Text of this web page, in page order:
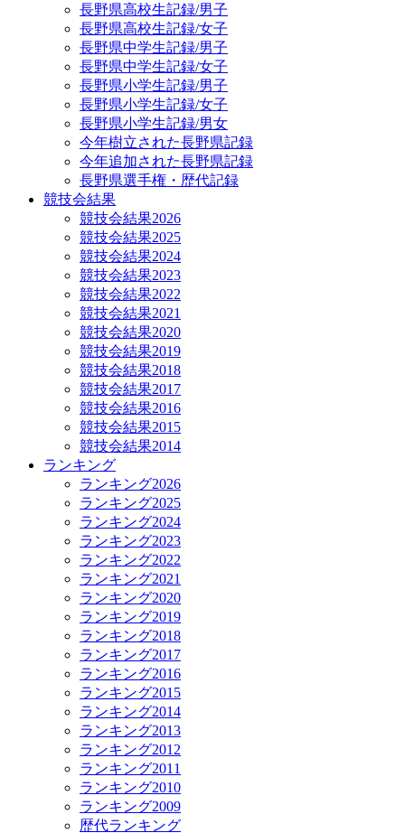
長野県高校生記録/男子
長野県高校生記録/女子
長野県中学生記録/男子
長野県中学生記録/女子
長野県小学生記録/男子
長野県小学生記録/女子
長野県小学生記録/男女
今年樹立された長野県記録
今年追加された長野県記録
長野県選手権・歴代記録
競技会結果
競技会結果2026
競技会結果2025
競技会結果2024
競技会結果2023
競技会結果2022
競技会結果2021
競技会結果2020
競技会結果2019
競技会結果2018
競技会結果2017
競技会結果2016
競技会結果2015
競技会結果2014
ランキング
ランキング2026
ランキング2025
ランキング2024
ランキング2023
ランキング2022
ランキング2021
ランキング2020
ランキング2019
ランキング2018
ランキング2017
ランキング2016
ランキング2015
ランキング2014
ランキング2013
ランキング2012
ランキング2011
ランキング2010
ランキング2009
歴代ランキング